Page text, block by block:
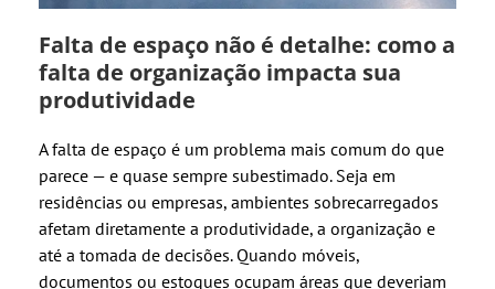
Falta de espaço não é detalhe: como a
falta de organização impacta sua
produtividade
A falta de espaço é um problema mais comum do que
parece — e quase sempre subestimado. Seja em
residências ou empresas, ambientes sobrecarregados
afetam diretamente a produtividade, a organização e
até a tomada de decisões. Quando móveis,
documentos ou estoques ocupam áreas que deveriam